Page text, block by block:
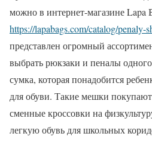
можно в интернет-магазине Lapa
https://lapabags.com/catalog/penaly-
представлен огромный
выбрать рюкзаки и пеналы
сумка, которая понадобится
для обуви. Такие мешки
сменные кроссовки на
легкую обувь для школьных